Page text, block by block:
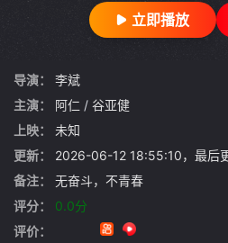
立即播放
导演：
李斌
主演：
阿仁 / 谷亚健
上映：
未知
更新：
2026-06-12 18:55:10，最后
备注：
无奋斗，不青春
评分：
0.0分
评价：